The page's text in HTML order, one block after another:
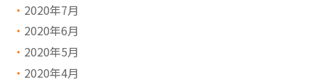
2020年7月
2020年6月
2020年5月
2020年4月